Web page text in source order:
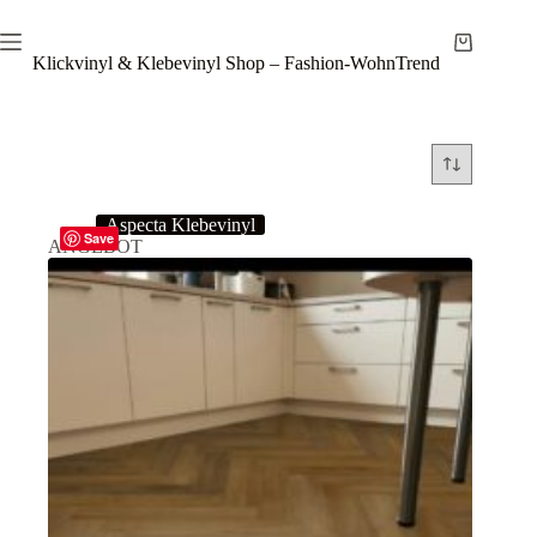
Inhalt
springenKlickvinyl & Klebevinyl Shop – Fashion-WohnTrend
Warenkorb
Save
Aspecta Klebevinyl
ANGEBOT